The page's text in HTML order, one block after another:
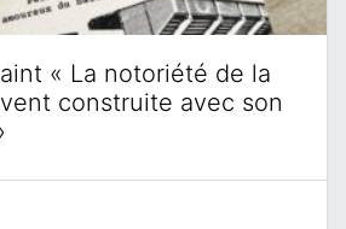
« La notoriété de la
construite avec son